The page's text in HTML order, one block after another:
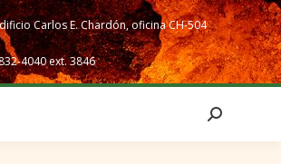
Carlos E. Chardón, oficina CH-504
4040 ext. 3846
Search: